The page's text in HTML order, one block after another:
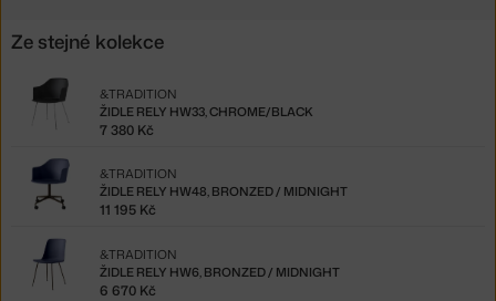
Ze stejné kolekce
ŽIDLE RELY HW33, CHROME/BLACK
&TRADITION
7 380 Kč
ŽIDLE RELY HW48, BRONZED / MIDNIGHT
&TRADITION
11 195 Kč
ŽIDLE RELY HW6, BRONZED / MIDNIGHT
&TRADITION
6 670 Kč